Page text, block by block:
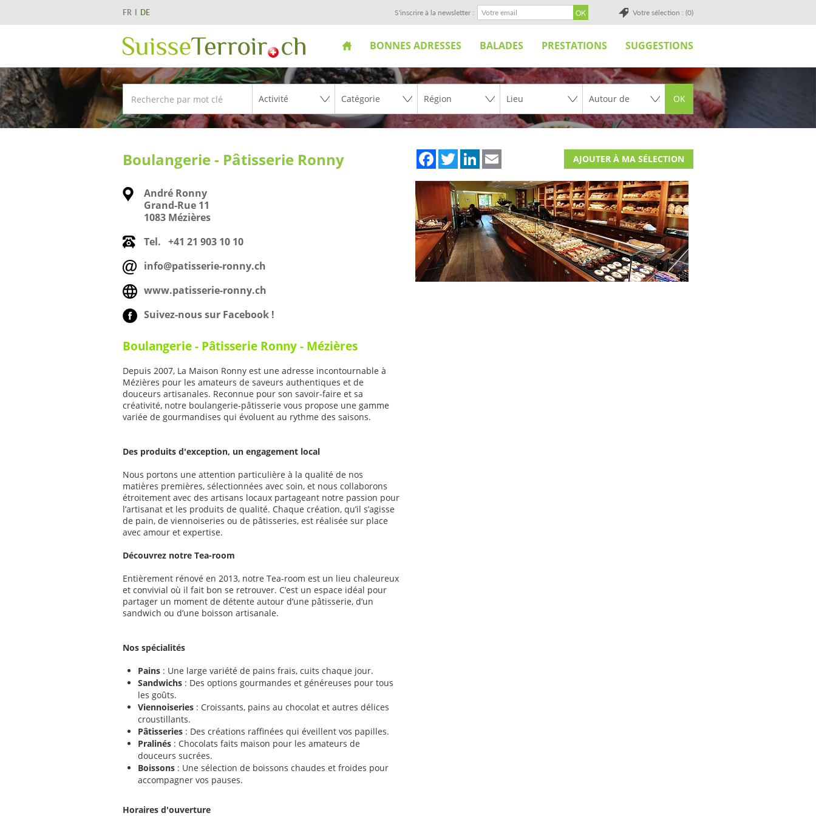
FR DE Votre sélection : (0)
S'inscrire à la newsletter :
BONNES ADRESSES BALADES PRESTATIONS SUGGESTIONS
OK
Boulangerie - Pâtisserie Ronny FacebookTwitterLinkedIn AJOUTER À MA SÉLECTION
André Ronny
Grand-Rue 11
1083 Mézières
Tel. +41 21 903 10 10
info@patisserie-ronny.ch
www.patisserie-ronny.ch
Suivez-nous sur Facebook !
Boulangerie - Pâtisserie Ronny - Mézières
Depuis 2007, La Maison Ronny est une adresse incontournable à
Mézières pour les amateurs de saveurs authentiques et de
douceurs artisanales. Reconnue pour son savoir-faire et sa
créativité, notre boulangerie-pâtisserie vous propose une gamme
variée de gourmandises qui évoluent au rythme des saisons.
Des produits d'exception, un engagement local
Nous portons une attention particulière à la qualité de nos
matières premières, sélectionnées avec soin, et nous collaborons
étroitement avec des artisans locaux partageant notre passion pour
l’artisanat et les produits de qualité. Chaque création, qu’il s’agisse
de pain, de viennoiseries ou de pâtisseries, est réalisée sur place
avec amour et expertise.
Découvrez notre Tea-room
Entièrement rénové en 2013, notre Tea-room est un lieu chaleureux
et convivial où il fait bon se retrouver. C’est un espace idéal pour
partager un moment de détente autour d’une pâtisserie, d’un
sandwich ou d’une boisson artisanale.
Nos spécialités
Pains : Une large variété de pains frais, cuits chaque jour.
Sandwichs : Des options gourmandes et généreuses pour tous
les goûts.
Viennoiseries : Croissants, pains au chocolat et autres délices
croustillants.
Pâtisseries : Des créations raffinées qui éveillent vos papilles.
Pralinés : Chocolats faits maison pour les amateurs de
douceurs sucrées.
Boissons : Une sélection de boissons chaudes et froides pour
accompagner vos pauses.
Horaires d'ouverture